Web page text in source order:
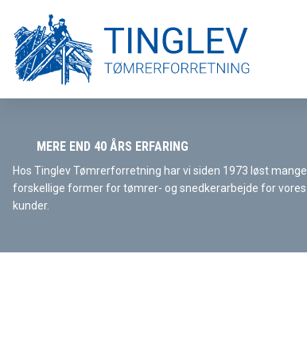
MERE END 40 ÅRS ERFARING
Hos Tinglev Tømrerforretning har vi siden 1973 løst mange
forskellige former for tømrer- og snedkerarbejde for vores
kunder.